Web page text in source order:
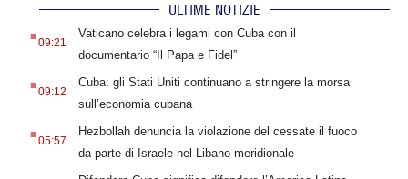
ULTIME NOTIZIE
.09:21
Vaticano celebra i legami con Cuba con il
documentario “Il Papa e Fidel”
.09:12
Cuba: gli Stati Uniti continuano a stringere la morsa
sull’economia cubana
.05:57
Hezbollah denuncia la violazione del cessate il fuoco
da parte di Israele nel Libano meridionale